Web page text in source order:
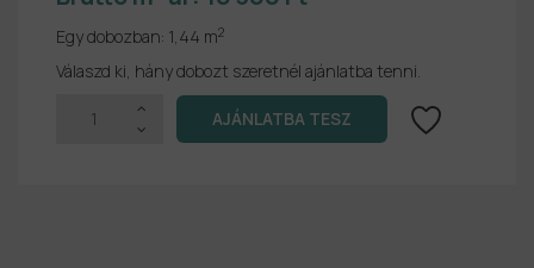
Egy dobozban: 1,44 m2
Válaszd ki, hány dobozt szeretnél ajánlatba tenni.